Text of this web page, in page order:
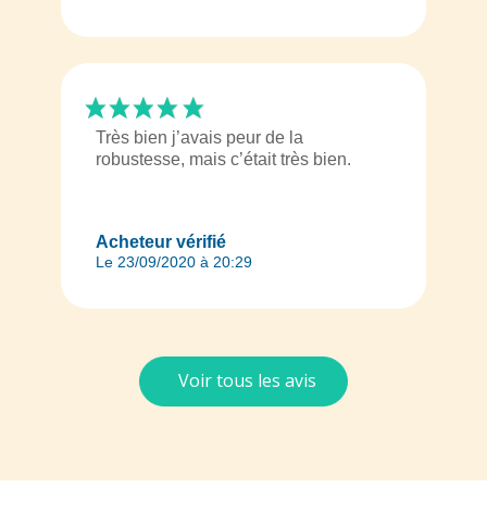
Acheteur vérifié
Le 23/09/2020 à 20:29
Très bien j’avais peur de la
robustesse, mais c’était très bien.
Voir tous les avis